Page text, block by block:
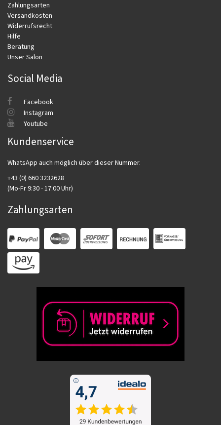
Zahlungsarten
Versandkosten
Widerrufsrecht
Hilfe
Beratung
Unser Salon
Social Media
Facebook
Instagram
Youtube
Kundenservice
WhatsApp auch möglich über dieser Nummer.
+43 (0) 660 3232628
(Mo-Fr 9:30 - 17:00 Uhr)
Zahlungsarten